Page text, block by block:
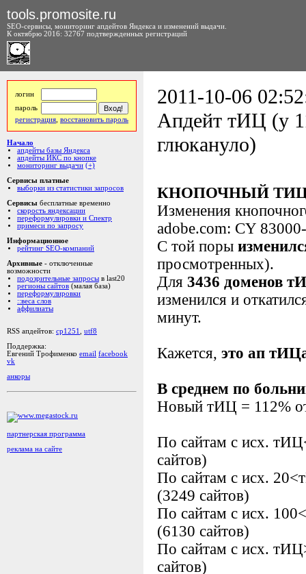
tools.promosite.ru
SEO-сервисы, мониторинг апдейтов Яндекса и изменений выдачи.
К октябрю 2016: 32767 подтвержденных регистраций
логин
пароль
регистрация восстановить пароль
Начало
апдейты базы Яндекса
апдейты ИКС по кнопке
мониторинг выдачи (+)
Сервисы платные
выборки из статистики запросов
Сервисы бесплатные временно
скорость яндексации
переформулировки и Спектр
примеси по запросу
Информационное
рейтинг SEO-компаний
Архивные - отключенные
возможности
подозрительные запросы в last20
регионы сайтов (малая база)
переформулировки
::веса слов
аффилиаты
RSS апдейтов: cp1251
utf8
Поддержка:
Евгений Трофименко email facebook
vk
анкоры
партнерская программа
реклама на сайте
2011-10-06
Апдейт тИЦ (у
глюкануло)
КНОПОЧНЫЙ
Изменения
adobe.com: CY
С той поры
просмотренных).
Для 3436 доменов
изменился и
минут.
Кажется, это ап
В среднем по
Новый тИЦ = 112%
По сайтам с исх.
сайтов)
По сайтам с исх.
(3249 сайтов)
По сайтам с исх.
(6130 сайтов)
По сайтам с исх.
сайтов)